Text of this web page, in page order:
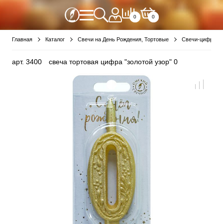
0 0
Главная Каталог Свечи на День Рождения, Тортовые Свечи-цифры
арт.3400 свеча тортовая цифра "золотой узор" 0